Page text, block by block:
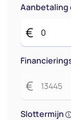
Aanbetaling
€
€
Slottermijn